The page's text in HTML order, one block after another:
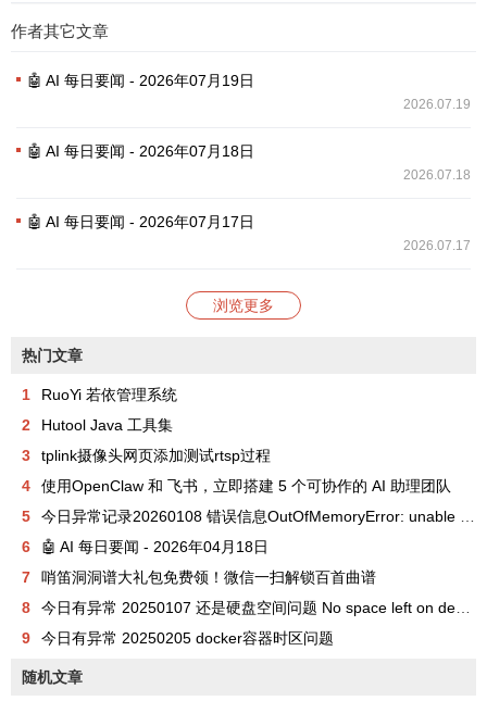
作者其它文章
🤖 AI 每日要闻 - 2026年07月19日
2026.07.19
🤖 AI 每日要闻 - 2026年07月18日
2026.07.18
🤖 AI 每日要闻 - 2026年07月17日
2026.07.17
浏览更多
热门文章
1
RuoYi 若依管理系统
2
Hutool Java 工具集
3
tplink摄像头网页添加测试rtsp过程
4
使用OpenClaw 和 飞书，立即搭建 5 个可协作的 AI 助理团队
5
今日异常记录20260108 错误信息OutOfMemoryError: unable to create new native thread
6
🤖 AI 每日要闻 - 2026年04月18日
7
哨笛洞洞谱大礼包免费领！微信一扫解锁百首曲谱
8
今日有异常 20250107 还是硬盘空间问题 No space left on device
9
今日有异常 20250205 docker容器时区问题
随机文章